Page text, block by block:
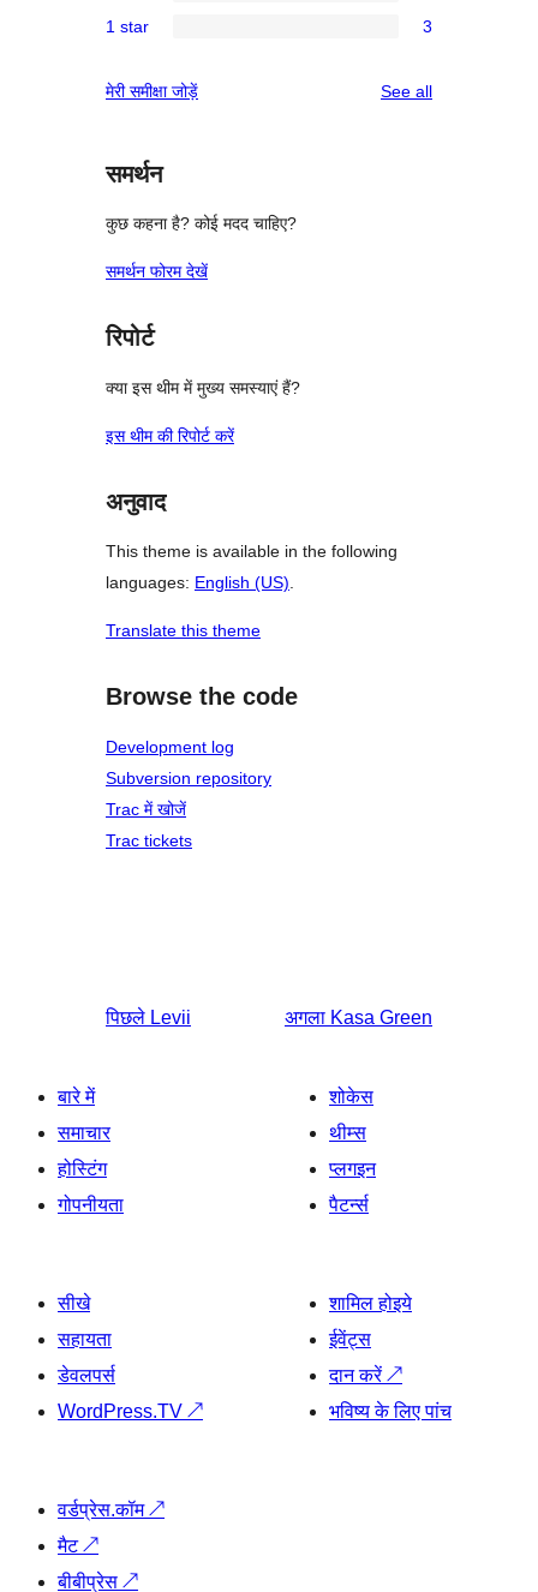
reviews
star
2-
reviews
star
1 star 3
मेरी समीक्षा जोड़ें See allreviews
समर्थन
कुछ कहना है? कोई मदद चाहिए?
समर्थन फोरम देखें
रिपोर्ट
क्या इस थीम में मुख्य समस्याएं हैं?
इस थीम की रिपोर्ट करें
अनुवाद
This theme is available in the following
languages: English (US).
Translate this theme
Browse the code
Development log
Subversion repository
Trac में खोजें
Trac tickets
पिछले Levii अगला Kasa Green
बारे में
समाचार
होस्टिंग
गोपनीयता
शोकेस
थीम्स
प्लगइन
पैटर्न्स
सीखे
सहायता
डेवलपर्स
WordPress.TV ↗
शामिल होइये
ईवेंट्स
दान करें↗
भविष्य के लिए पांच
वर्डप्रेस.कॉम↗
मैट↗
बीबीप्रेस ↗